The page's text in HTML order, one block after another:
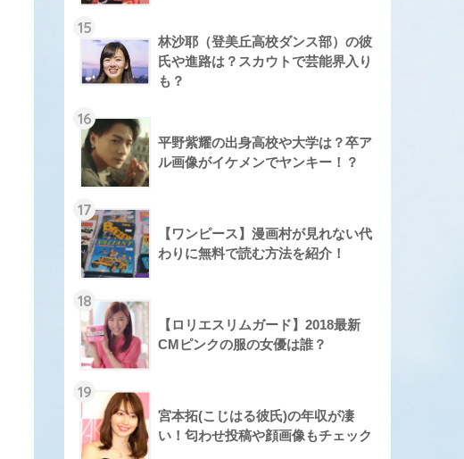
15
林沙耶（登美丘高校ダンス部）の彼
氏や進路は？スカウトで芸能界入り
も？
16
平野紫耀の出身高校や大学は？卒ア
ル画像がイケメンでヤンキー！？
17
【ワンピース】漫画村が見れない代
わりに無料で読む方法を紹介！
18
【ロリエスリムガード】2018最新
CMピンクの服の女優は誰？
19
宮本拓(こじはる彼氏)の年収が凄
い！匂わせ投稿や顔画像もチェック